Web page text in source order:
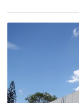
2024
por
Sistemas